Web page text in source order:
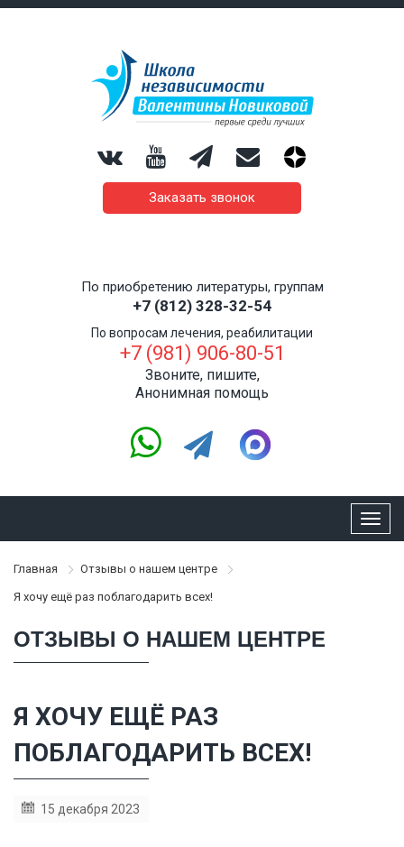
Заказать звонок
По приобретению литературы, группам
+7 (812) 328-32-54
По вопросам лечения, реабилитации
+7 (981) 906-80-51
Звоните, пишите,
Анонимная помощь
Главная Отзывы о нашем центре
Я хочу ещё раз поблагодарить всех!
ОТЗЫВЫ О НАШЕМ ЦЕНТРЕ
Я ХОЧУ ЕЩЁ РАЗ
ПОБЛАГОДАРИТЬ ВСЕХ!
15 декабря 2023